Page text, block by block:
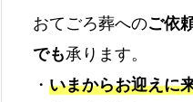
おてごろ葬へのご依
でも承ります。
・ いまからお迎えに